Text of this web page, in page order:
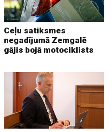
Ceļu satiksmes
negadījumā Zemgalē
gājis bojā motociklists